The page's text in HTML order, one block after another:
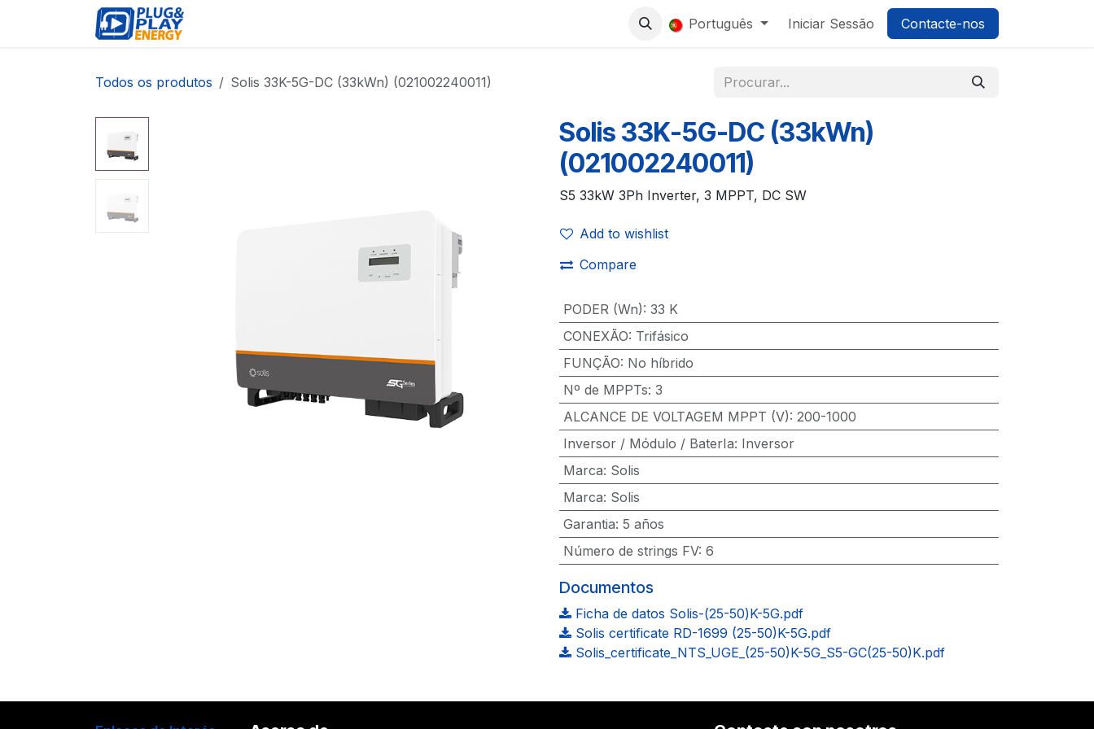
Pular para o conteúdo
0 Português Iniciar Sessão Contacte-nos
Todos os produtos Solis 33K-5G-DC (33kWn) (021002240011)
Solis 33K-5G-DC (33kWn)
(021002240011)
S5 33kW 3Ph Inverter, 3 MPPT, DC SW
Add to wishlist
Compare
PODER (Wn): 33 K
CONEXÃO: Trifásico
FUNÇÃO: No híbrido
Nº de MPPTs: 3
ALCANCE DE VOLTAGEM MPPT (V): 200-1000
Inversor / Módulo / BaterIa: Inversor
Marca: Solis
Marca: Solis
Garantia: 5 años
Número de strings FV: 6
Documentos
Ficha de datos Solis-(25-50)K-5G.pdf
Solis certificate RD-1699 (25-50)K-5G.pdf
Solis_certificate_NTS_UGE_(25-50)K-5G_S5-GC(25-50)K.pdf